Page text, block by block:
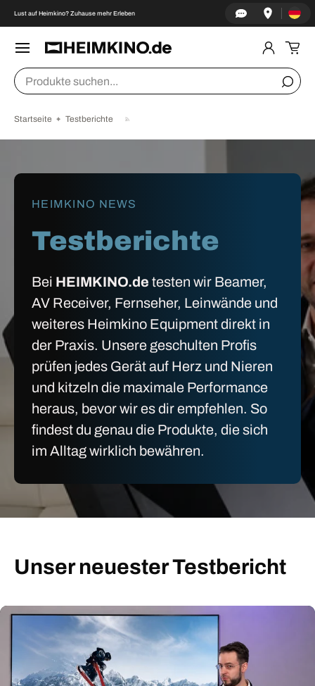
↵Zum Inhalt springen
↵Zum Menü springen
↵Fußzeile springen
↵Barrierefreiheits-Widget öffnen
DIREKT ZUM INHALT
Lust auf Heimkino? Zuhause mehr Erleben Land/
Suchen
Startseite Testberichte
HEIMKINO NEWS
Testberichte
Bei HEIMKINO.de testen wir Beamer,
AV Receiver, Fernseher, Leinwände und
weiteres Heimkino Equipment direkt in
der Praxis. Unsere geschulten Profis
prüfen jedes Gerät auf Herz und Nieren
und kitzeln die maximale Performance
heraus, bevor wir es dir empfehlen. So
findest du genau die Produkte, die sich
im Alltag wirklich bewähren.
Unser neuester Testbericht